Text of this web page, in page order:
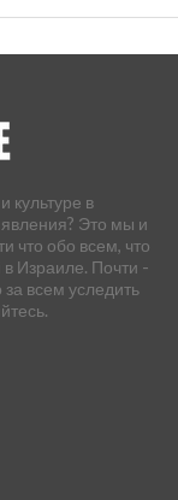
культуре в
Это мы и
что обо всем, что
в Израиле. Почти -
за всем уследить